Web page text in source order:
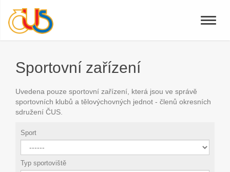
Toggle
Sportovní zařízení
Uvedena pouze sportovní zařízení, která jsou ve správě
sportovních klubů a tělovýchovných jednot - členů okresních
sdružení ČUS.
Sport
Typ sportoviště